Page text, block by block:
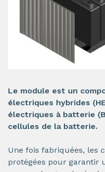
Le module est un
électriques hybrides
électriques à batterie
cellules de la batterie.
Une fois fabriquées, les
protégées pour garantir